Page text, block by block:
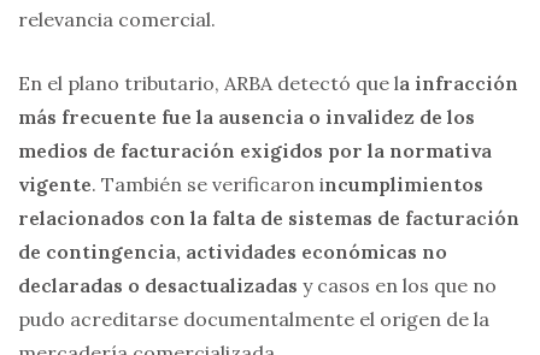
relevancia comercial.
En el plano tributario, ARBA detectó que la infracción
más frecuente fue la ausencia o invalidez de los
medios de facturación exigidos por la normativa
vigente. También se verificaron incumplimientos
relacionados con la falta de sistemas de facturación
de contingencia, actividades económicas no
declaradas o desactualizadas y casos en los que no
pudo acreditarse documentalmente el origen de la